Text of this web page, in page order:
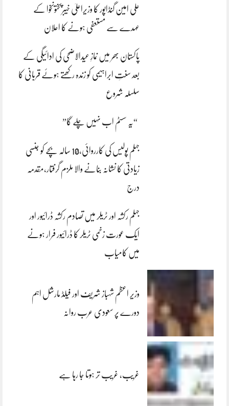
علی امین گنڈاپور کا وزیراعلیٰ خیبرپختونخوا کے
عہدے سے مستعفی ہونے کا اعلان
پاکستان بھر میں نمازِ عیدالاضحی کی ادائیگی کے
بعد سنتِ ابراہیمی کو زندہ رکھتے ہوئے قربانی کا
سلسلہ شروع
“یہ سسٹم اب نہیں چلے گا”
جہلم پولیس کی کارروائی،10 سالہ بچے کو جنسی
زیادتی کا نشانہ بنانے والا ملزم گرفتار،مقدمہ
درج
جہلم رکشہ اور ٹریلر میں تصادم رکشہ ڈرائیور اور
ایک عورت زخمی ٹریلر کا ڈرائیور فرار ہونے
میں کامیاب
وزیر اعظم شہباز شریف اور فیلڈ مارشل اہم
دورے پر سعودی عرب روانہ
غریب، غریب تر ہوتا جا رہا ہے